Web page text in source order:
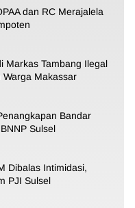
dan RC Merajalela
Markas Tambang Ilegal
Warga Makassar
Bandar
Sulsel
Dibalas Intimidasi,
PJI Sulsel